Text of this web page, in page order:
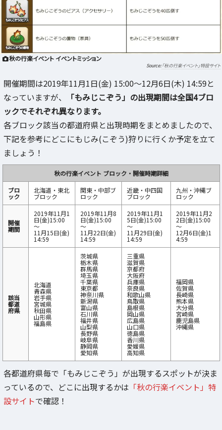
秋の行楽イベント イベントミッション
「秋の行楽イベント」特設サイト
開催期間は2019年11月1日(金) 15:00～12月6日(木) 14:59と
なっていますが、
「もみじこぞう」の出現期間は全国4ブロ
ックでそれぞれ異なります。
各ブロック該当の都道府県と出現時期をまとめましたので、
下記を参考にどこにもじみ(こぞう)狩りに行くか予定を立て
ましょう！
秋の行楽イベント ブロック・開催時期詳細
ブロ
ック
北海道・東北
ブロック
関東・中部ブ
ロック
近畿・中四国
ブロック
九州・沖縄ブ
ロック
開催
期間
2019年11月1
日(金)15:00
～
11月15日(金)
14:59
2019年11月8
日(金)15:00
～
11月22日(金)
14:59
2019年11月1
5日(金)15:00
～
11月29日(金)
14:59
2019年11月2
2日(金)15:00
～
12月6日(金)1
4:59
該当
都道
府県
北海道
青森県
岩手県
宮城県
秋田県
山形県
福島県
茨城県
栃木県
群馬県
埼玉県
千葉県
東京都
神奈川県
新潟県
富山県
石川県
福井県
山梨県
長野県
岐阜県
静岡県
愛知県
三重県
滋賀県
京都府
大阪府
兵庫県
奈良県
和歌山県
鳥取県
島根県
岡山県
広島県
山口県
徳島県
香川県
愛媛県
高知県
福岡県
佐賀県
長崎県
熊本県
大分県
宮崎県
鹿児島県
沖縄県
各都道府県毎で「もみじこぞう」が出現するスポットが決ま
っているので、どこに出現するかは 「秋の行楽イベント」特
設サイトで確認！